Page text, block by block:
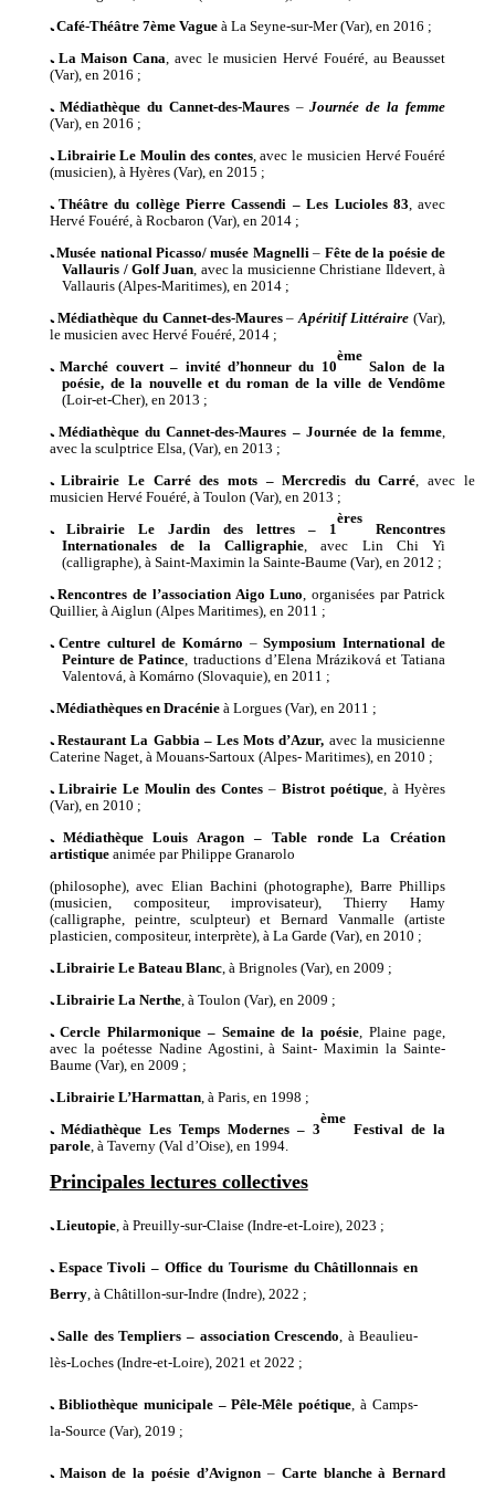
ﹳ Café-Théâtre 7ème Vagueà La Seyne-sur-Mer (Var), en 2016 ;
ﹳ La Maison Cana, avec le musicienHervé Fouéré,au Beausset
(Var), en 2016 ;
ﹳ Médiathèque du Cannet-des-Maures–Journée de la femme
(Var), en 2016 ;
ﹳ Librairie Le Moulin des contes,avecle musicien Hervé Fouéré
(musicien),à Hyères (Var), en 2015 ;
ﹳ Théâtre du collège Pierre Cassendi – Les Lucioles 83,avec
Hervé Fouéré,à Rocbaron (Var), en 2014 ;
ﹳ Musée national Picasso/ musée Magnelli– Fête de la poésiede
Vallauris / Golf Juan, avecla musicienneChristiane Ildevert,à
Vallauris (Alpes-Maritimes),en2014 ;
ﹳ Médiathèque du Cannet-des-Maures–Apéritif Littéraire (Var),
le musicien avec Hervé Fouéré, 2014 ;
ﹳ Marché couvert – invitéd’honneur du 10
ème
Salon de la
poésie, de la nouvelle et du roman de la ville de Vendôme
(Loir-et-Cher),en2013 ;
ﹳ Médiathèque du Cannet-des-Maures – Journée de la femme,
avec la sculptrice Elsa, (Var), en 2013 ;
ﹳ Librairie Le Carré des mots –Mercredis du Carré,avec le
musicien Hervé Fouéré, à Toulon (Var), en 2013 ;
ﹳ
Librairie Le Jardin des lettres – 1
ères
Rencontres
Internationales de la Calligraphie,
avec Lin Chi Yi
(calligraphe),à Saint-Maximin la Sainte-Baume (Var), en2012 ;
ﹳ Rencontres de l’association Aigo Luno, organisées par Patrick
Quillier, àAiglun (Alpes Maritimes), en 2011 ;
ﹳ Centre culturel de Komárno –Symposium International de
Peinture de Patince, traductions d’Elena Mráziková et Tatiana
Valentová,àKomárno (Slovaquie), en2011 ;
ﹳ Médiathèques en Dracénieà Lorgues (Var), en 2011 ;
ﹳ Restaurant La Gabbia – LesMots d’Azur, avec la musicienne
Caterine Naget, à Mouans-Sartoux (Alpes- Maritimes), en 2010 ;
ﹳ Librairie Le Moulin des Contes–Bistrot poétique,à Hyères
(Var), en 2010 ;
ﹳ
Médiathèque Louis Aragon – Table ronde La Création
artistiqueanimée par Philippe Granarolo
(philosophe), avec Elian Bachini (photographe), Barre Phillips
(musicien, compositeur, improvisateur), Thierry Hamy
(calligraphe, peintre, sculpteur) et Bernard Vanmalle (artiste
plasticien, compositeur, interprète), àLa Garde (Var), en 2010 ;
ﹳ Librairie Le Bateau Blanc, à Brignoles (Var), en 2009 ;
ﹳ Librairie La Nerthe, à Toulon (Var), en 2009 ;
ﹳ Cercle Philarmonique – Semaine de la poésie, Plaine page,
avec la poétesse Nadine Agostini, àSaint- Maximin la Sainte-
Baume (Var), en 2009 ;
ﹳ Librairie L’Harmattan, à Paris, en 1998 ;
ﹳ Médiathèque Les Temps Modernes – 3
ème
Festival de la
parole,à Taverny (Val d’Oise), en 1994.
Principales lectures collectives
ﹳ Lieutopie, à Preuilly-sur-Claise(Indre-et-Loire),2023 ;
ﹳ Espace Tivoli –Office du Tourisme duChâtillonnais en
Berry, à Châtillon-sur-Indre(Indre),2022 ;
ﹳ Salle des Templiers – association Crescendo, àBeaulieu-
lès-Loches(Indre-et-Loire), 2021 et 2022 ;
ﹳ Bibliothèque municipale – Pêle-Mêle poétique, à Camps-
la-Source (Var), 2019 ;
ﹳ Maison de la poésie d’Avignon – Carte blanche à Bernard